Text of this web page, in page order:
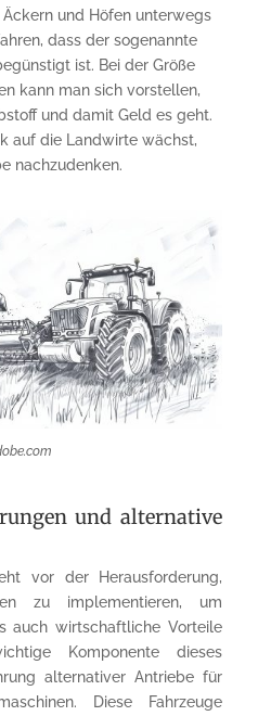
und Höfen unterwegs
dass der sogenannte
ist. Bei der Größe
kann man sich vorstellen,
und damit Geld es geht.
auf die Landwirte wächst,
nachzudenken.
und alternative
vor der Herausforderung,
zu implementieren, um
auch wirtschaftliche Vorteile
Komponente dieses
alternativer Antriebe für
Diese Fahrzeuge